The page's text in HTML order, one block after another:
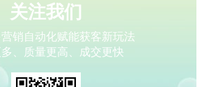
关注我们
销自动化赋能获客新玩法
、质量更高、成交更快